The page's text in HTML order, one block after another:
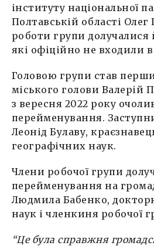
інституту національної
Полтавській області Олег
роботи групи долучалися
які офіційно не входили в
Головою групи став
міського голови Валерій
з вересня 2022 року
перейменування.
Леонід Булаву,
географічних наук.
Члени робочої групи
перейменування на
Людмила Бабенко,
наук і членкиня робочої
“Це була справжня